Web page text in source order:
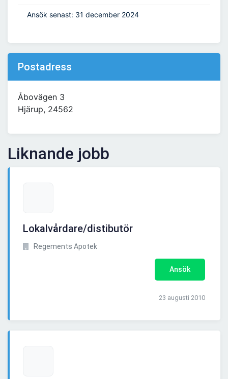
Ansök senast: 31 december 2024
Postadress
Åbovägen 3
Hjärup, 24562
Liknande jobb
Lokalvårdare/distibutör
Regements Apotek
Ansök
23 augusti 2010